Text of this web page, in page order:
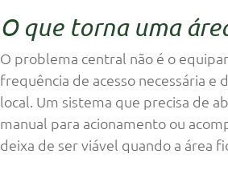
O que torna uma
O problema central não é o
frequência de acesso necessária e
local. Um sistema que precisa de
manual para acionamento ou
deixa de ser viável quando a área